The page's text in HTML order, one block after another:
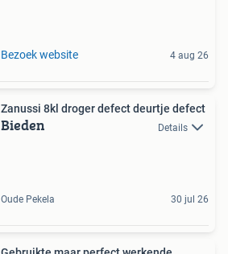
Bezoek website 4 aug 26
Zanussi 8kl droger defect deurtje defect
Bieden Details
Oude Pekela 30 jul 26